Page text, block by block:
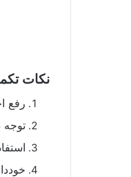
نکات
رفع